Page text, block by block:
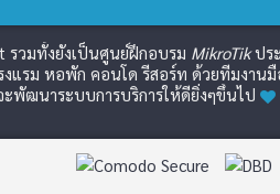
รวมทั้งยังเป็นศูนย์ฝึกอบรม MikroTikปร
งแรม หอพัก คอนโด รีสอร์ท ด้วยทีมงาน
พัฒนาระบบการบริการให้ดียิ่งๆขึ้นไป